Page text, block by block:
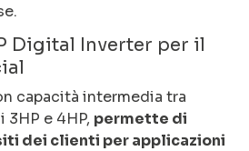
Digital Inverter per il
capacità intermedia tra
e 4HP, permette di
dei clienti per applicazioni